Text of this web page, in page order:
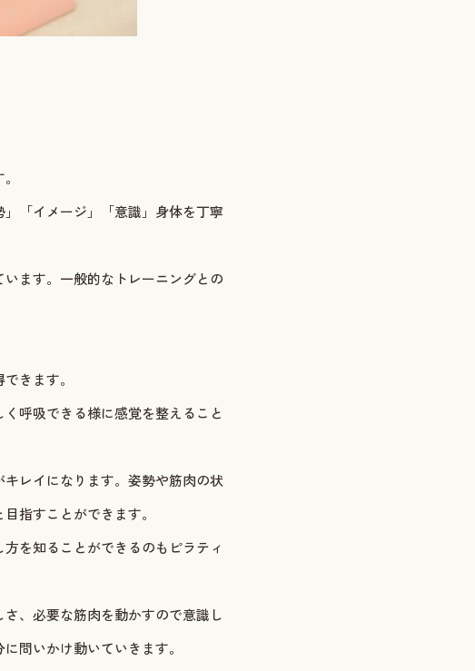
「イメージ」「意識」身体を丁寧
ます。一般的なトレーニングとの
きます。
呼吸できる様に感覚を整えること
レイになります。姿勢や筋肉の状
指すことができます。
を知ることができるのもピラティ
、必要な筋肉を動かすので意識し
問いかけ動いていきます。